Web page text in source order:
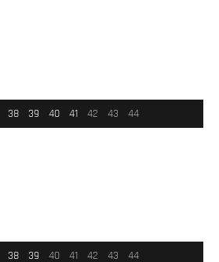
38 39 40 41 42 43 44
38 39 40 41 42 43 44